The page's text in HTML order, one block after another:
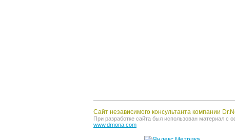
Сайт независимого консультанта компании
При разработке сайта был использован материал с
www.drnona.com